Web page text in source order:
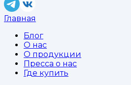
Главная
Блог
О нас
О продукции
Пресса о нас
Где купить